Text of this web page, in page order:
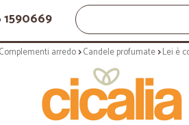
1590669
Complementi arredo Candele profumate